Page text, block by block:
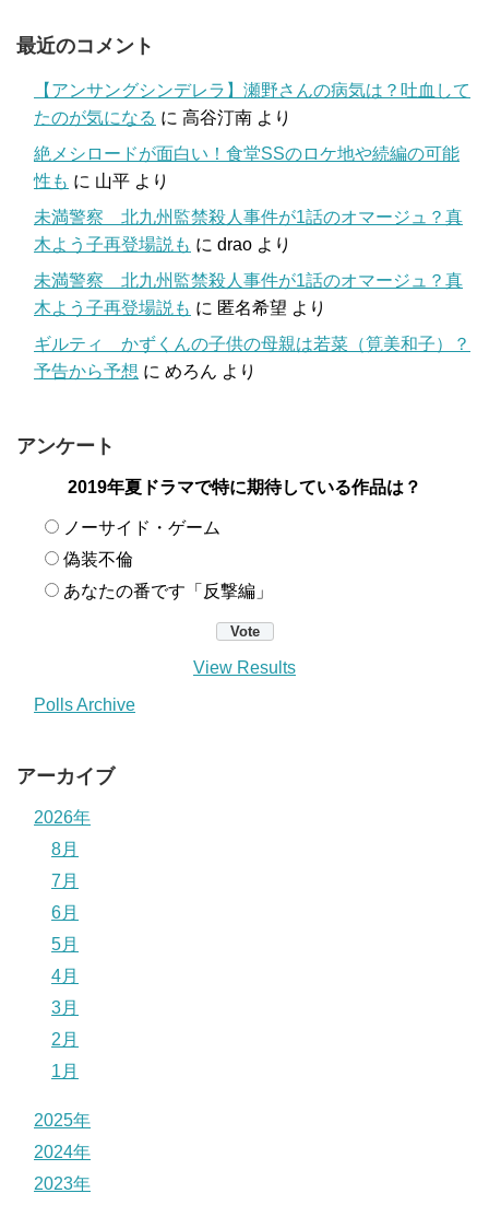
最近のコメント
【アンサングシンデレラ】瀬野さんの病気は？吐血して
たのが気になる に 高谷汀南 より
絶メシロードが面白い！食堂SSのロケ地や続編の可能
性も に 山平 より
未満警察 北九州監禁殺人事件が1話のオマージュ？真
木よう子再登場説も に drao より
未満警察 北九州監禁殺人事件が1話のオマージュ？真
木よう子再登場説も に 匿名希望 より
ギルティ かずくんの子供の母親は若菜（筧美和子）？
予告から予想 に めろん より
アンケート
2019年夏ドラマで特に期待している作品は？
ノーサイド・ゲーム
偽装不倫
あなたの番です「反撃編」
View Results
Polls Archive
アーカイブ
2026年
8月
7月
6月
5月
4月
3月
2月
1月
2025年
2024年
2023年